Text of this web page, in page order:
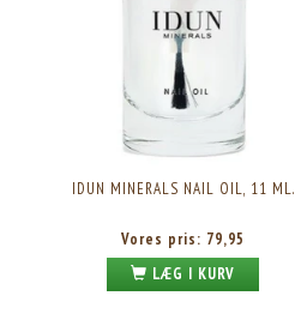
IDUN MINERALS NAIL OIL, 11 ML.
Vores pris: 79,95
LÆG I KURV